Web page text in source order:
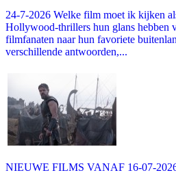
24-7-2026 Welke film moet ik kijken
Hollywood-thrillers hun glans hebben
filmfanaten naar hun favoriete
verschillende antwoorden,...
NIEUWE FILMS VANAF 16-07-